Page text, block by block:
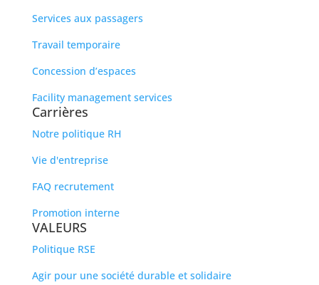
Services aux passagers
Travail temporaire
Concession d’espaces
Facility management services
Carrières
Notre politique RH
Vie d'entreprise
FAQ recrutement
Promotion interne
VALEURS
Politique RSE
Agir pour une société durable et solidaire